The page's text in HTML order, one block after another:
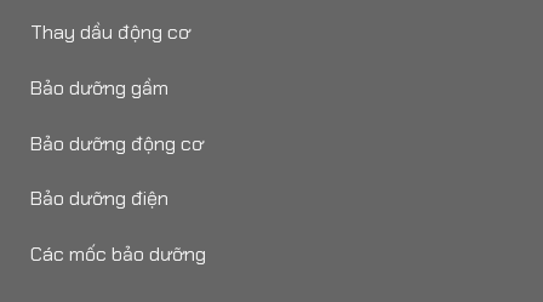
Thay dầu động cơ
Bảo dưỡng gầm
Bảo dưỡng động cơ
Bảo dưỡng điện
Các mốc bảo dưỡng